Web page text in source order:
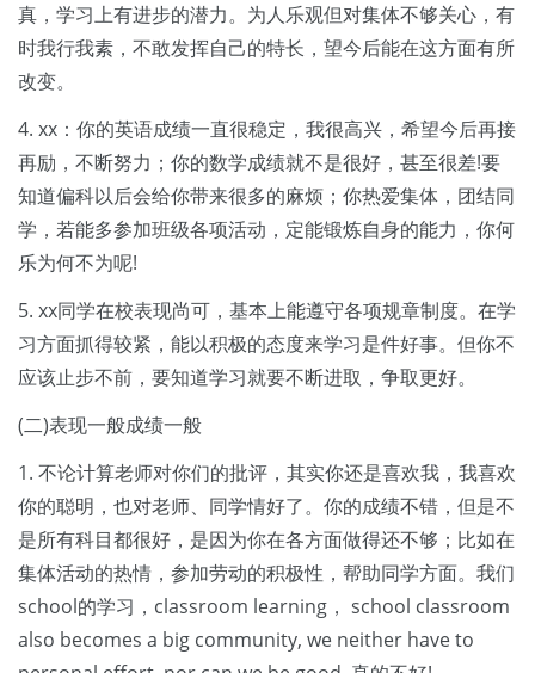
真，学习上有进步的潜力。为人乐观但对集体不够关心，有
时我行我素，不敢发挥自己的特长，望今后能在这方面有所
改变。
4. xx：你的英语成绩一直很稳定，我很高兴，希望今后再接
再励，不断努力；你的数学成绩就不是很好，甚至很差!要
知道偏科以后会给你带来很多的麻烦；你热爱集体，团结同
学，若能多参加班级各项活动，定能锻炼自身的能力，你何
乐为何不为呢!
5. xx同学在校表现尚可，基本上能遵守各项规章制度。在学
习方面抓得较紧，能以积极的态度来学习是件好事。但你不
应该止步不前，要知道学习就要不断进取，争取更好。
(二)表现一般成绩一般
1. 不论计算老师对你们的批评，其实你还是喜欢我，我喜欢
你的聪明，也对老师、同学情好了。你的成绩不错，但是不
是所有科目都很好，是因为你在各方面做得还不够；比如在
集体活动的热情，参加劳动的积极性，帮助同学方面。我们
school的学习，classroom learning， school classroom
also becomes a big community, we neither have to